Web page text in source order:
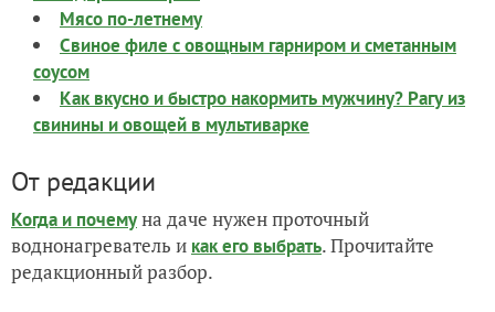
Мясо по-летнему
Свиное филе с овощным гарниром и сметанным
соусом
Как вкусно и быстро накормить мужчину? Рагу из
свинины и овощей в мультиварке
От редакции
Когда и почемуна даче нужен проточный
воднонагреватель и как его выбрать. Прочитайте
редакционный разбор.